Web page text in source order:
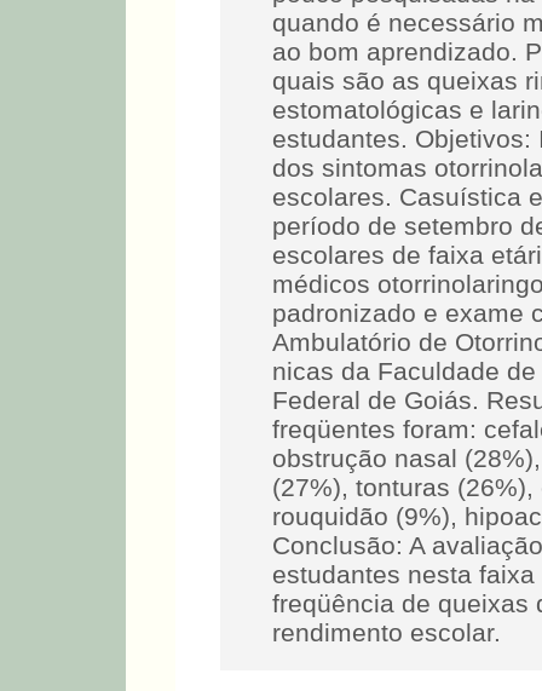
quando é necessário
ao bom aprendizado.
quais são as queixas
estomatológicas e
estudantes.
dos sintomas
escolares. Casuística
período de setembro
escolares de faixa
médicos
padronizado e exame
Ambulatório de
nicas da Faculdade
Federal de Goiás.
freqüentes foram:
obstrução nasal
(27%), tonturas
rouquidão (9%),
Conclusão: A
estudantes nesta
freqüência de queixas
rendimento escolar.